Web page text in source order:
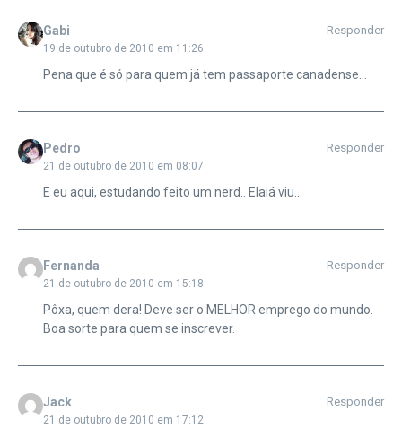
Gabi
19 de outubro de 2010 em 11:26
Responder
Pena que é só para quem já tem passaporte canadense…
Pedro
21 de outubro de 2010 em 08:07
Responder
E eu aqui, estudando feito um nerd.. Elaiá viu..
Fernanda
21 de outubro de 2010 em 15:18
Responder
Pôxa, quem dera! Deve ser o MELHOR emprego do mundo.
Boa sorte para quem se inscrever.
Jack
21 de outubro de 2010 em 17:12
Responder